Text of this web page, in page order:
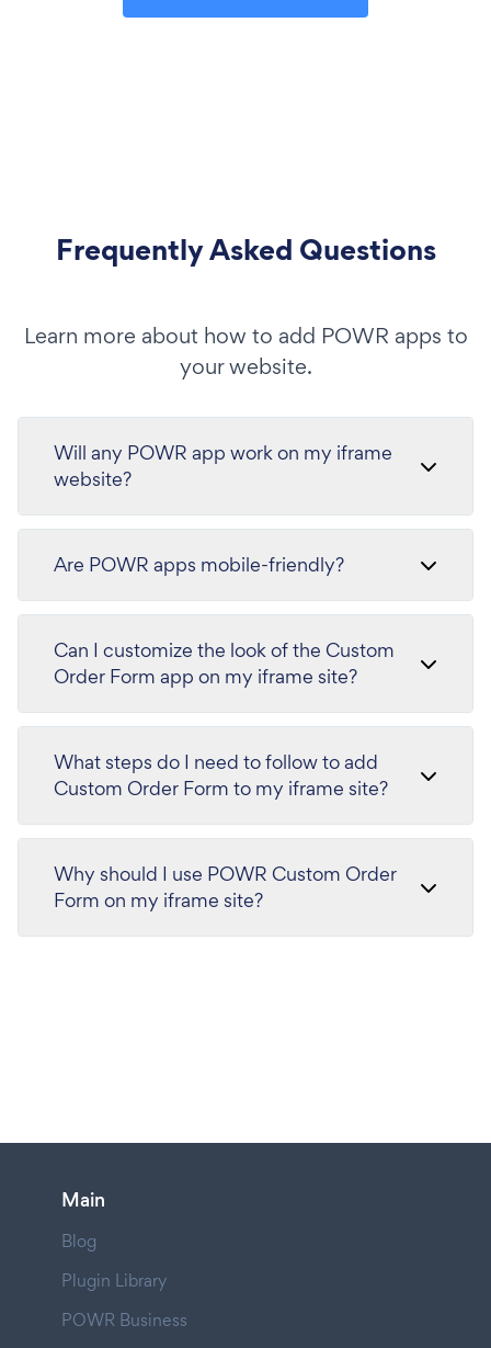
Frequently Asked Questions
Learn more about how to add POWR apps to
your website.
Will any POWR app work on my iframe
website?
Are POWR apps mobile-friendly?
Can I customize the look of the Custom
Order Form app on my iframe site?
What steps do I need to follow to add
Custom Order Form to my iframe site?
Why should I use POWR Custom Order
Form on my iframe site?
Main
Blog
Plugin Library
POWR Business